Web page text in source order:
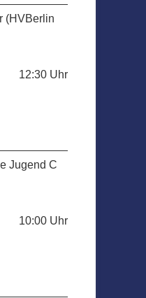
(HVBerlin
12:30 Uhr
Jugend C
10:00 Uhr